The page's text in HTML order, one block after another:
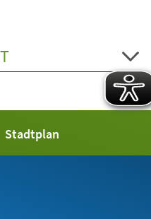
Stadtplan